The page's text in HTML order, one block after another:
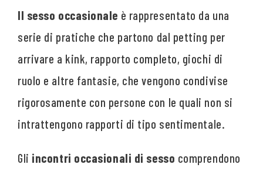
Il sesso occasionale è rappresentato da una
serie di pratiche che partono dal petting per
arrivare a kink, rapporto completo, giochi di
ruolo e altre fantasie, che vengono condivise
rigorosamente con persone con le quali non si
intrattengono rapporti di tipo sentimentale.
Gli incontri occasionali di sesso comprendono